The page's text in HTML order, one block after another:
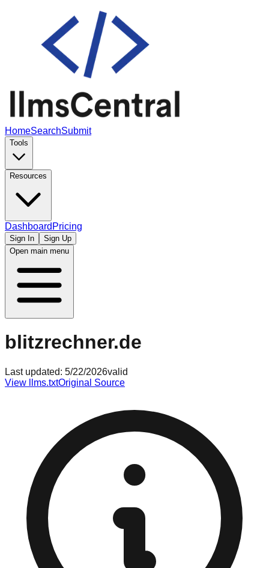
HomeSearchSubmit
Tools
Resources
Dashboard Pricing
Sign In
Sign Up
Open main menu
blitzrechner.de
Last updated: 5/22/2026valid
View llms.txtOriginal Source